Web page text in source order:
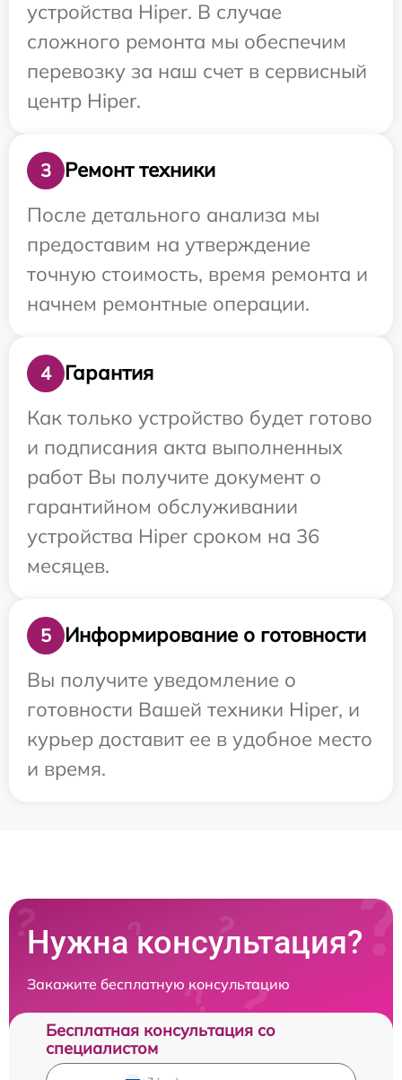
устройства Hiper. В случае
сложного ремонта мы обеспечим
перевозку за наш счет в сервисный
центр Hiper.
3
Ремонт техники
После детального анализа мы
предоставим на утверждение
точную стоимость, время ремонта и
начнем ремонтные операции.
4
Гарантия
Как только устройство будет готово
и подписания акта выполненных
работ Вы получите документ о
гарантийном обслуживании
устройства Hiper сроком на 36
месяцев.
5
Информирование о готовности
Вы получите уведомление о
готовности Вашей техники Hiper, и
курьер доставит ее в удобное место
и время.
Нужна консультация?
Закажите бесплатную консультацию
Бесплатная консультация со
специалистом